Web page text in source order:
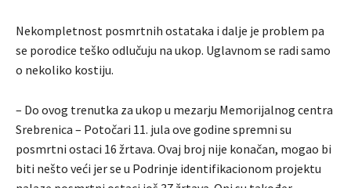
Nekompletnost posmrtnih ostataka i dalje je problem pa
se porodice teško odlučuju na ukop. Uglavnom se radi samo
o nekoliko kostiju.
– Do ovog trenutka za ukop u mezarju Memorijalnog centra
Srebrenica – Potočari 11. jula ove godine spremni su
posmrtni ostaci 16 žrtava. Ovaj broj nije konačan, mogao bi
biti nešto veći jer se u Podrinje identifikacionom projektu